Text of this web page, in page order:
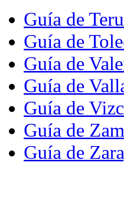
Guía de
Guía de
Guía de
Guía de
Guía de
Guía de
Guía de